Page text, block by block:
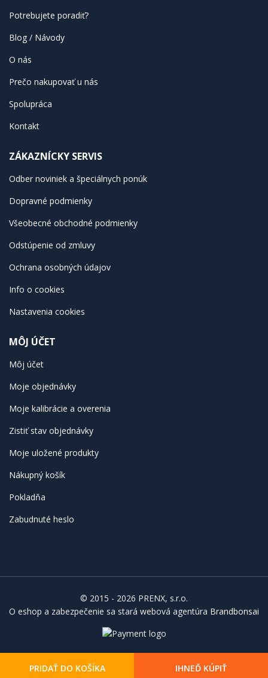
PRIDAŤ DO KOŠÍKA IHNEĎ KÚPIŤ
Potrebujete poradiť?
Blog / Návody
O nás
Prečo nakupovať u nás
Spolupráca
Kontakt
ZÁKAZNÍCKY SERVIS
Odber noviniek a špeciálnych ponúk
Dopravné podmienky
Všeobecné obchodné podmienky
Odstúpenie od zmluvy
Ochrana osobných údajov
Info o cookies
Nastavenia cookies
MÔJ ÚČET
Môj účet
Moje objednávky
Moje kalibrácie a overenia
Zistiť stav objednávky
Moje uložené produkty
Nákupný košík
Pokladňa
Zabudnuté heslo
© 2015 - 2026 PRENX, s.r.o.
O eshop a zabezpečenie sa stará webová agentúra Brandbonsai